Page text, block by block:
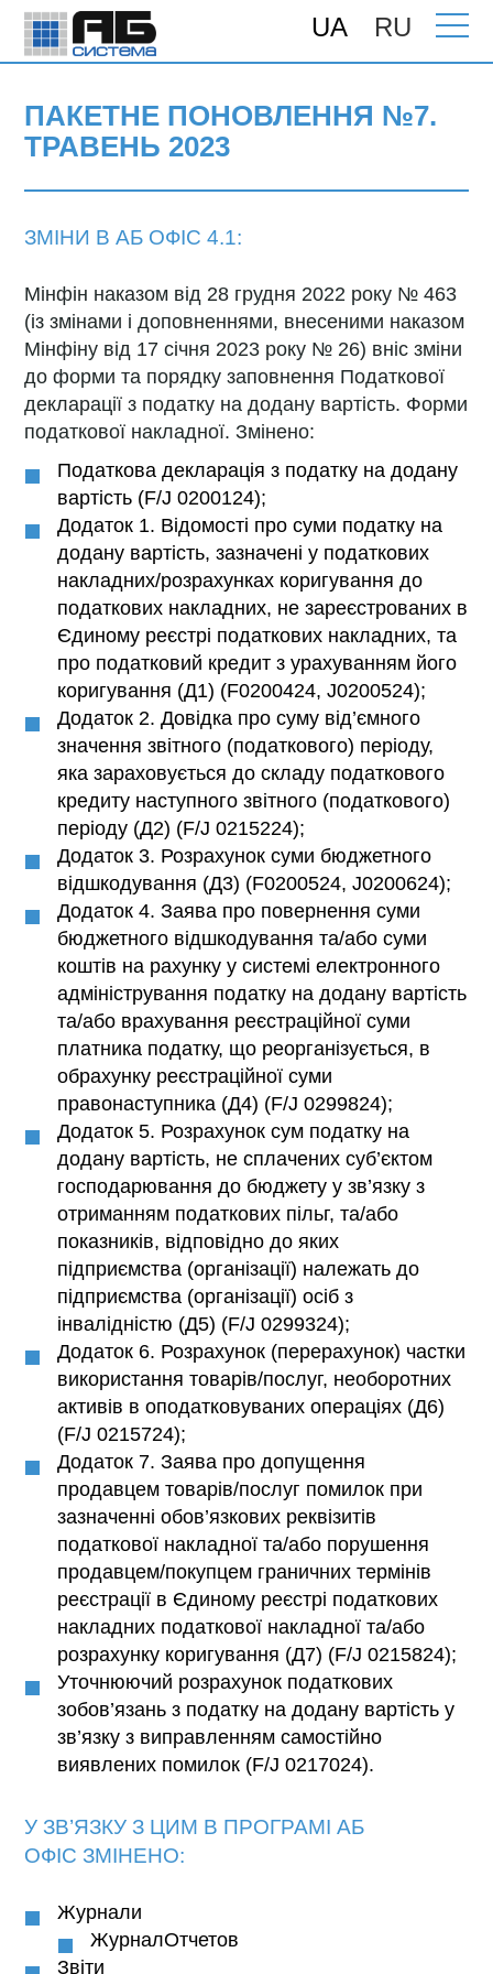
UA RU
Головна>Підтримка>Поновлення>
ПАКЕТНЕ ПОНОВЛЕННЯ №7.
ТРАВЕНЬ 2023
ЗМІНИ В АБ ОФІС 4.1:
Мінфін наказом від 28 грудня 2022 року № 463
(із змінами і доповненнями, внесеними наказом
Мінфіну від 17 січня 2023 року № 26) вніс зміни
до форми та порядку заповнення Податкової
декларації з податку на додану вартість. Форми
податкової накладної. Змінено:
Податкова декларація з податку на додану
вартість (F/J 0200124);
Додаток 1. Відомості про суми податку на
додану вартість, зазначені у податкових
накладних/розрахунках коригування до
податкових накладних, не зареєстрованих в
Єдиному реєстрі податкових накладних, та
про податковий кредит з урахуванням його
коригування (Д1) (F0200424, J0200524);
Додаток 2. Довідка про суму від’ємного
значення звітного (податкового) періоду,
яка зараховується до складу податкового
кредиту наступного звітного (податкового)
періоду (Д2) (F/J 0215224);
Додаток 3. Розрахунок суми бюджетного
відшкодування (Д3) (F0200524, J0200624);
Додаток 4. Заява про повернення суми
бюджетного відшкодування та/або суми
коштів на рахунку у системі електронного
адміністрування податку на додану вартість
та/або врахування реєстраційної суми
платника податку, що реорганізується, в
обрахунку реєстраційної суми
правонаступника (Д4) (F/J 0299824);
Додаток 5. Розрахунок сум податку на
додану вартість, не сплачених суб’єктом
господарювання до бюджету у зв’язку з
отриманням податкових пільг, та/або
показників, відповідно до яких
підприємства (організації) належать до
підприємства (організації) осіб з
інвалідністю (Д5) (F/J 0299324);
Додаток 6. Розрахунок (перерахунок) частки
використання товарів/послуг, необоротних
активів в оподатковуваних операціях (Д6)
(F/J 0215724);
Додаток 7. Заява про допущення
продавцем товарів/послуг помилок при
зазначенні обов’язкових реквізитів
податкової накладної та/або порушення
продавцем/покупцем граничних термінів
реєстрації в Єдиному реєстрі податкових
накладних податкової накладної та/або
розрахунку коригування (Д7) (F/J 0215824);
Уточнюючий розрахунок податкових
зобов’язань з податку на додану вартість у
зв’язку з виправленням самостійно
виявлених помилок (F/J 0217024).
У ЗВ’ЯЗКУ З ЦИМ В ПРОГРАМІАБ
ОФІС ЗМІНЕНО:
Журнали
ЖурналОтчетов
Звіти